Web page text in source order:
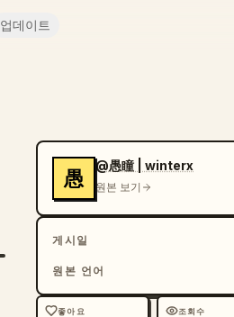
업데이트
愚
@愚瞳 | winterx
원본 보기
게시일
원본 언어
좋아요 조회수